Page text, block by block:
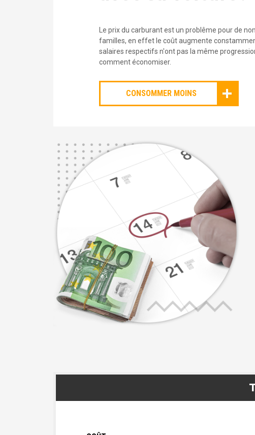
Le prix du carburant est un problême pour de
familles, en effet le coût augmente
salaires respectifs n'ont pas la même
comment économiser.
CONSOMMER MOINS